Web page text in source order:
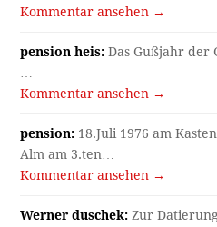
Kommentar ansehen →
pension heis: Das Gußjahr der
…
Kommentar ansehen →
pension: 18.Juli 1976 am
Alm am 3.ten…
Kommentar ansehen →
Werner duschek: Zur